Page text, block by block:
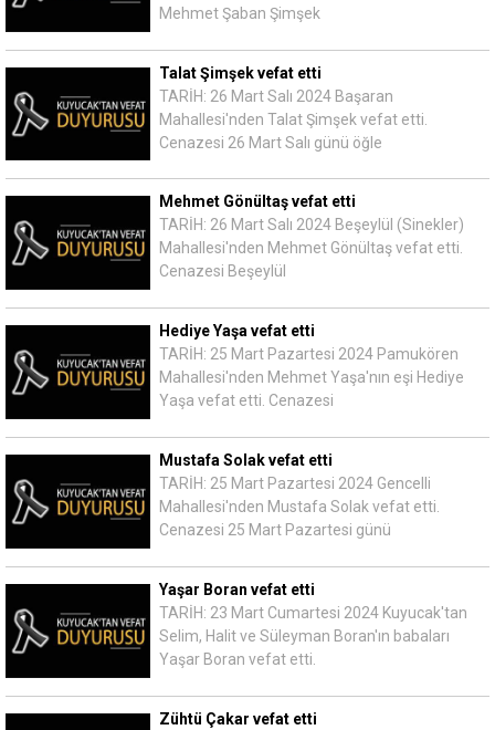
Mehmet Şaban Şimşek
Talat Şimşek vefat etti
TARİH: 26 Mart Salı 2024 Başaran
Mahallesi'nden Talat Şimşek vefat etti.
Cenazesi 26 Mart Salı günü öğle
Mehmet Gönültaş vefat etti
TARİH: 26 Mart Salı 2024 Beşeylül (Sinekler)
Mahallesi'nden Mehmet Gönültaş vefat etti.
Cenazesi Beşeylül
Hediye Yaşa vefat etti
TARİH: 25 Mart Pazartesi 2024 Pamukören
Mahallesi'nden Mehmet Yaşa'nın eşi Hediye
Yaşa vefat etti. Cenazesi
Mustafa Solak vefat etti
TARİH: 25 Mart Pazartesi 2024 Gencelli
Mahallesi'nden Mustafa Solak vefat etti.
Cenazesi 25 Mart Pazartesi günü
Yaşar Boran vefat etti
TARİH: 23 Mart Cumartesi 2024 Kuyucak'tan
Selim, Halit ve Süleyman Boran'ın babaları
Yaşar Boran vefat etti.
Zühtü Çakar vefat etti